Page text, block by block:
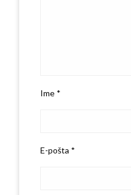
Ime *
E-pošta *